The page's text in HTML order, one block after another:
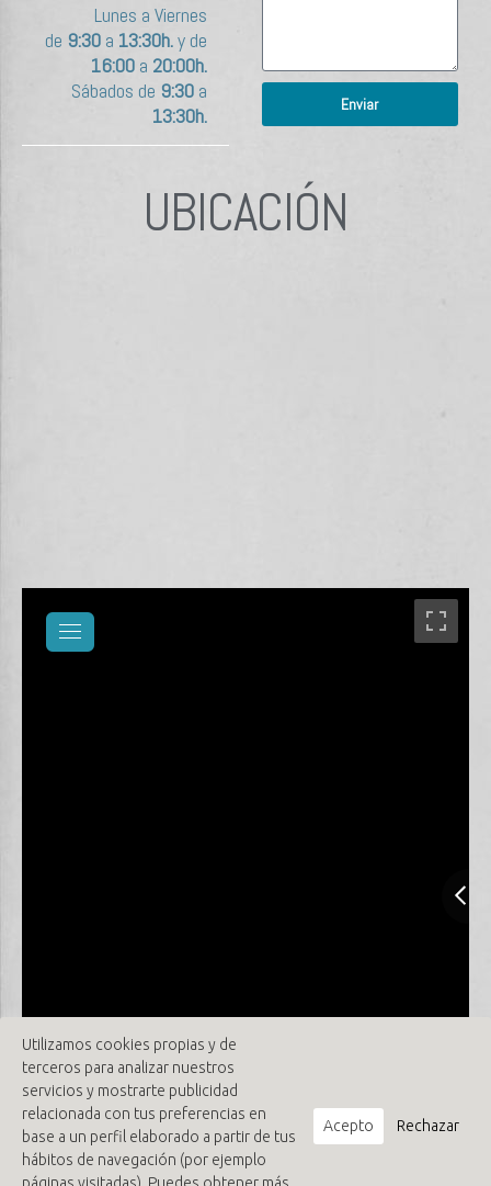
Lunes a Viernes
de 9:30a 13:30h.y de
16:00a 20:00h.
Sábados de 9:30a
13:30h.
Enviar
UBICACIÓN
Utilizamos cookies propias y de
terceros para analizar nuestros
servicios y mostrarte publicidad
relacionada con tus preferencias en
base a un perfil elaborado a partir de tus
hábitos de navegación (por ejemplo
Acepto Rechazar